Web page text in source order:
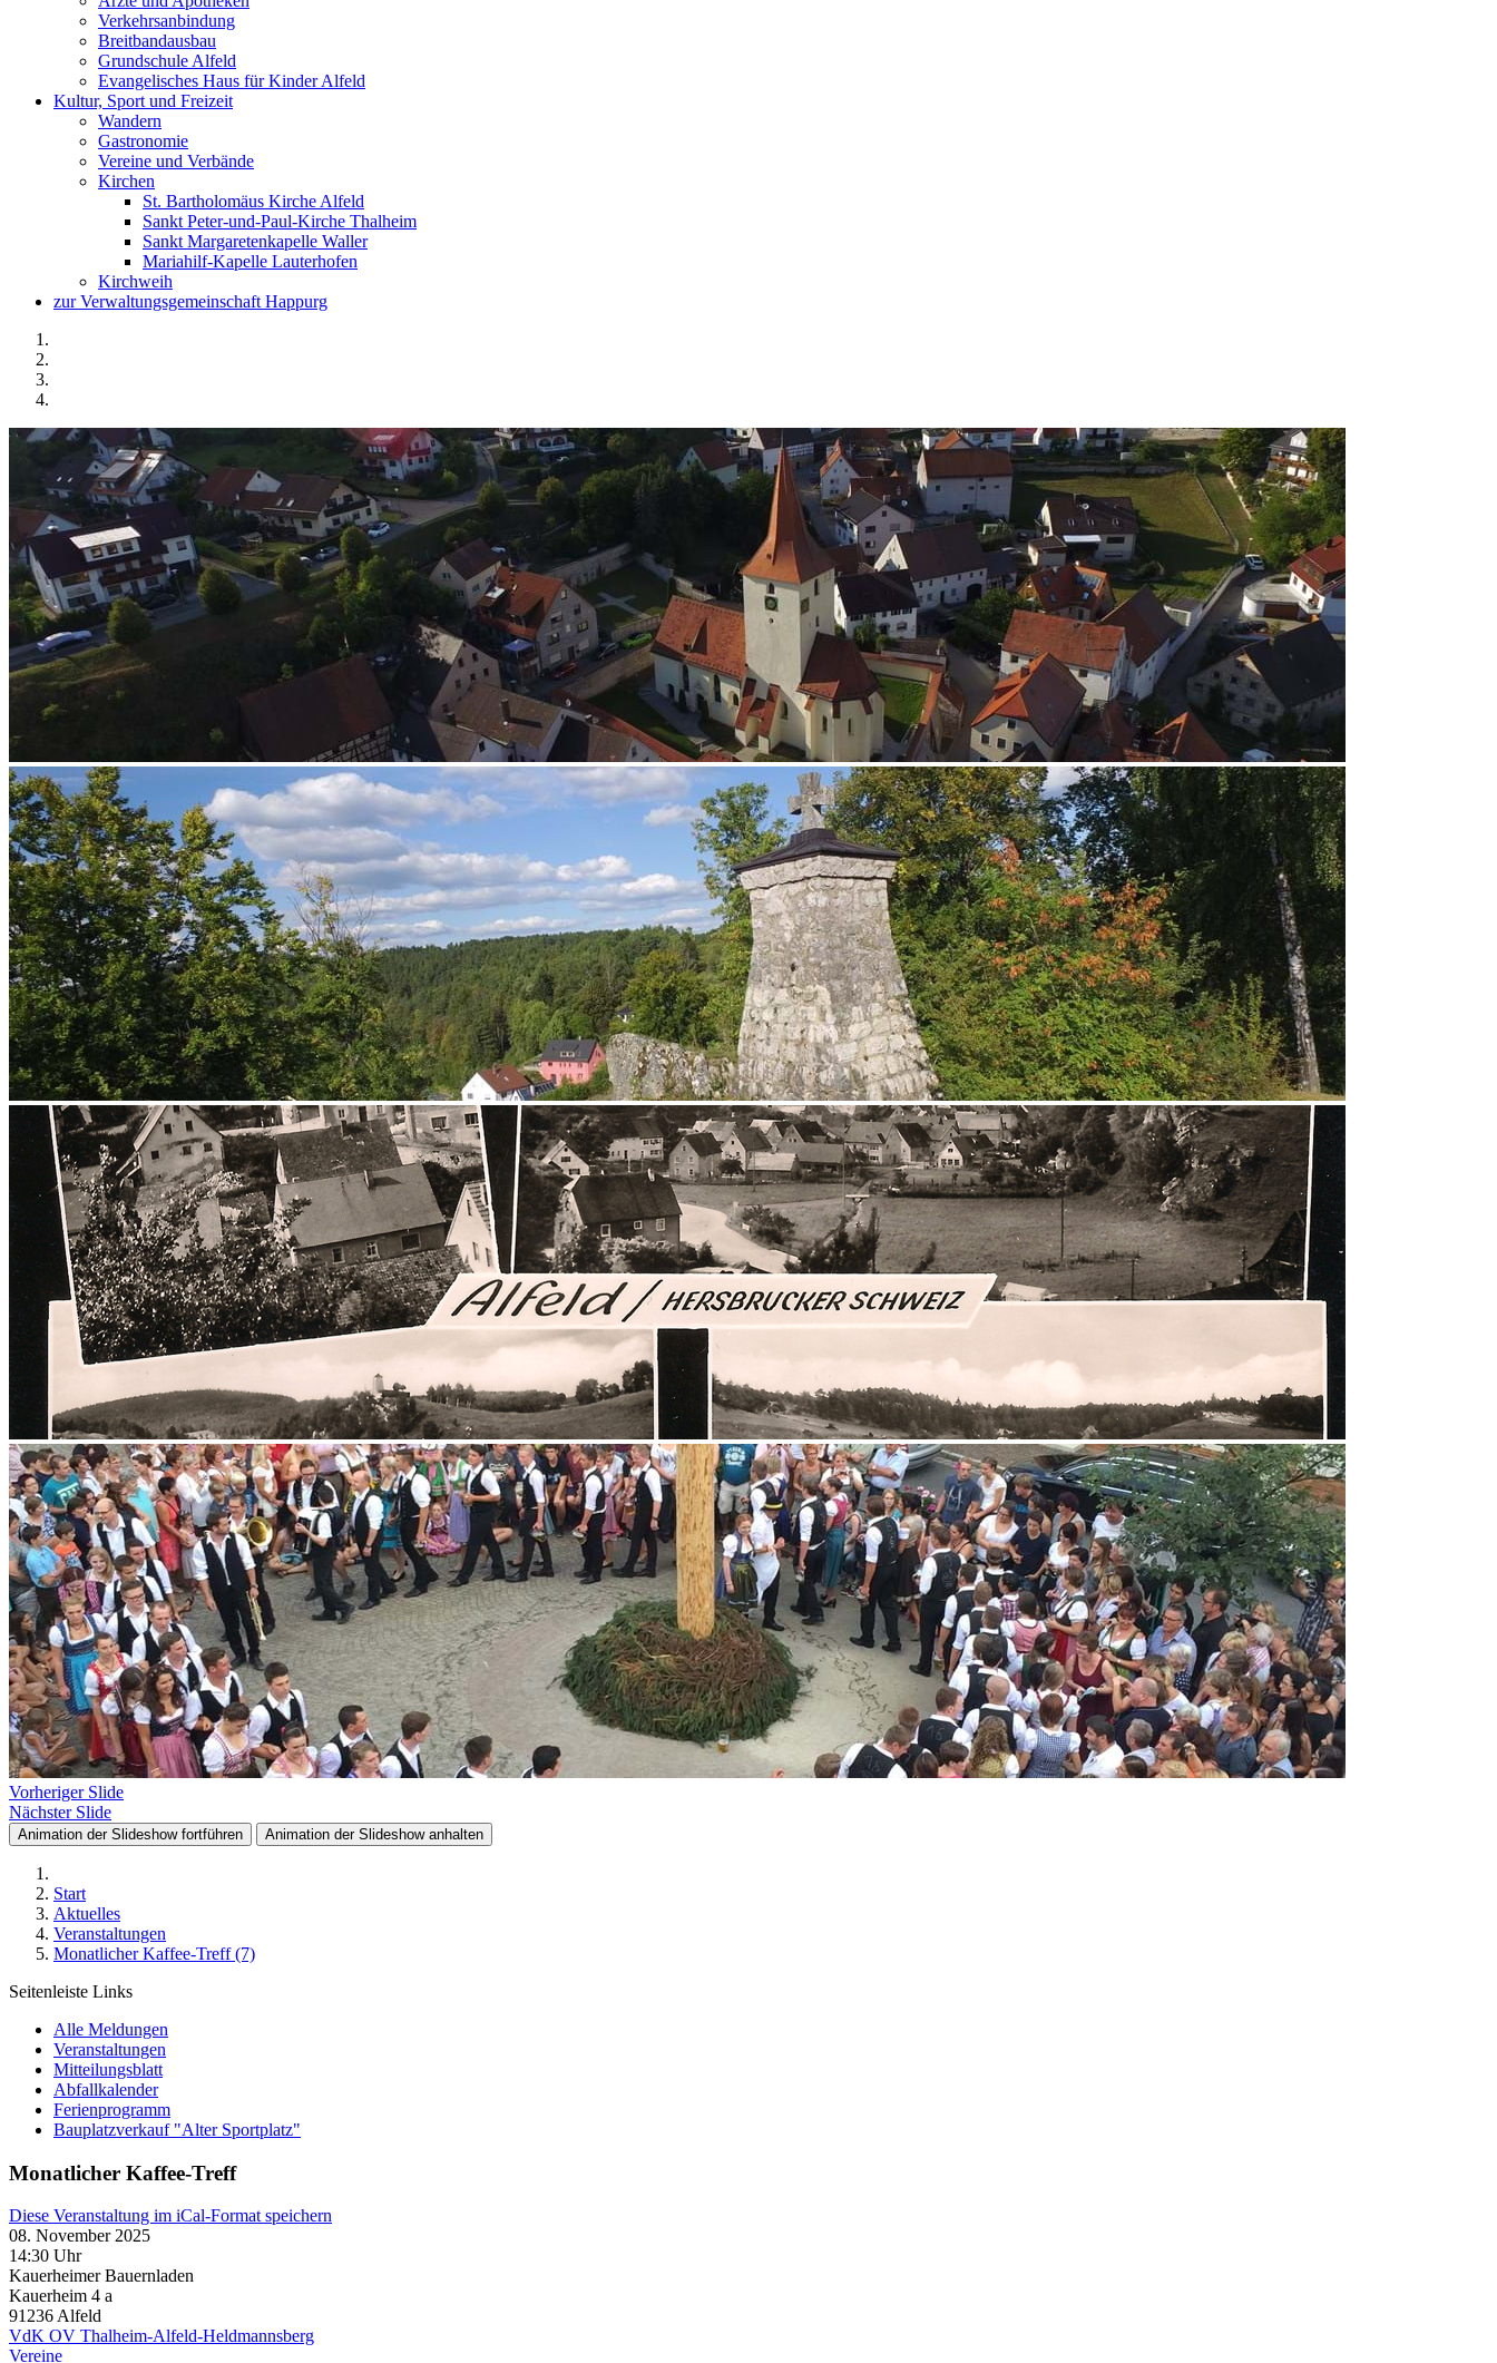
Verkehrsanbindung
Breitbandausbau
Grundschule Alfeld
Evangelisches Haus für Kinder Alfeld
Kultur, Sport und Freizeit
Wandern
Gastronomie
Vereine und Verbände
Kirchen
St. Bartholomäus Kirche Alfeld
Sankt Peter-und-Paul-Kirche Thalheim
Sankt Margaretenkapelle Waller
Mariahilf-Kapelle Lauterhofen
Kirchweih
zur Verwaltungsgemeinschaft Happurg
Vorheriger Slide
Nächster Slide
Animation der Slideshow fortführen Animation der Slideshow anhalten
Start
Aktuelles
Veranstaltungen
Monatlicher Kaffee-Treff (7)
Seitenleiste Links
Alle Meldungen
Veranstaltungen
Mitteilungsblatt
Abfallkalender
Ferienprogramm
Bauplatzverkauf "Alter Sportplatz"
Monatlicher Kaffee-Treff
Diese Veranstaltung im iCal-Format speichern
08. November 2025
14:30 Uhr
Kauerheimer Bauernladen
Kauerheim 4 a
91236Alfeld
VdK OV Thalheim-Alfeld-Heldmannsberg
Vereine